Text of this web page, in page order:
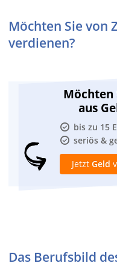
Möchten Sie von
verdienen?
Möchten
aus
bis zu 15
seriös &
Jetzt Geld
Das Berufsbild